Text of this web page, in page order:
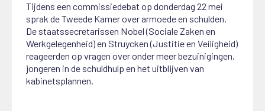
Tijdens een commissiedebat op donderdag 22 mei
sprak de Tweede Kamer over armoede en schulden.
De staatssecretarissen Nobel (Sociale Zaken en
Werkgelegenheid) en Struycken (Justitie en Veiligheid)
reageerden op vragen over onder meer bezuinigingen,
jongeren in de schuldhulp en het uitblijven van
kabinetsplannen.